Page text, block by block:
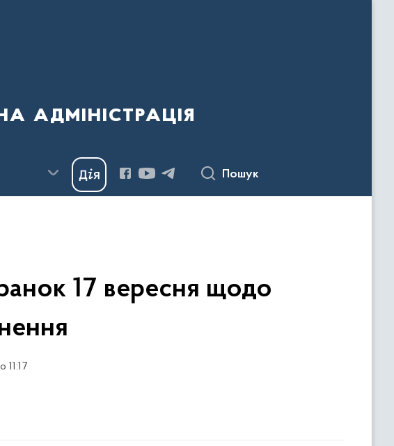
адміністрація
Пошук
17 вересня щодо
11:17